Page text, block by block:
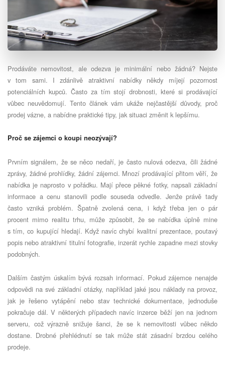
Prodáváte nemovitost, ale odezva je minimální nebo žádná? Nejste
v tom sami. I zdánlivě atraktivní nabídky někdy míjejí pozornost
potenciálních kupců. Často za tím stojí drobnosti, které si prodávající
vůbec neuvědomují. Tento článek vám ukáže nejčastější důvody, proč
prodej vázne, a nabídne praktické tipy, jak situaci změnit k lepšímu.
Proč se zájemci o koupi neozývají?
Prvním signálem, že se něco nedaří, je často nulová odezva, čili žádné
zprávy, žádné prohlídky, žádní zájemci. Mnozí prodávající přitom věří, že
nabídka je naprosto v pořádku. Mají přece pěkné fotky, napsali základní
informace a cenu stanovili podle souseda odvedle. Jenže právě tady
často vzniká problém. Špatně zvolená cena, i když třeba jen o pár
procent mimo realitu trhu, může způsobit, že se nabídka úplně mine
s tím, co kupující hledají. Když navíc chybí kvalitní prezentace, poutavý
popis nebo atraktivní titulní fotografie, inzerát rychle zapadne mezi stovky
podobných.
Dalším častým úskalím bývá rozsah informací. Pokud zájemce nenajde
odpovědi na své základní otázky, například jaké jsou náklady na provoz,
jak je řešeno vytápění nebo stav technické dokumentace, jednoduše
pokračuje dál. V některých případech navíc inzerce běží jen na jednom
serveru, což výrazně snižuje šanci, že se k nemovitosti vůbec někdo
dostane. Drobné přehlédnutí se tak může stát zásadní brzdou celého
prodeje.